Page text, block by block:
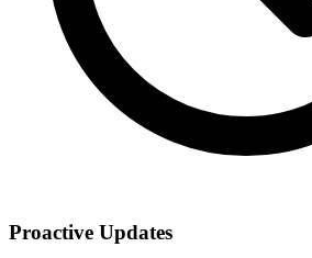
Proactive Updates